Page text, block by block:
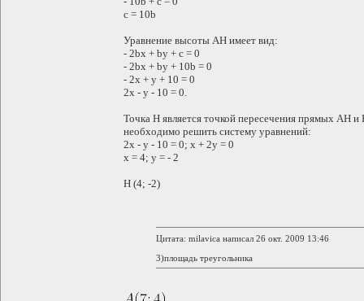
c = 10b
Уравнение высоты AH имеет вид:
- 2bx + by + c = 0
- 2bx + by + 10b = 0
- 2x + y + 10 = 0
2x - y - 10 = 0.
Точка H является точкой пересечения прямых AH
необходимо решить систему уравнений:
2x - y - 10 = 0; x + 2y = 0
x = 4; y = - 2
H (4; -2)
Цитата: milavica написал 26 окт. 2009 13:46
3)площадь треугольника